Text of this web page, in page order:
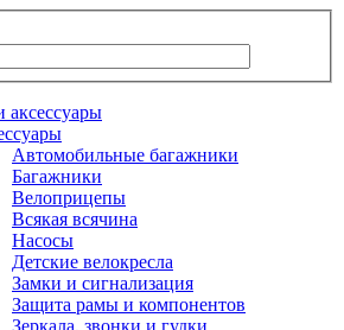
аксессуары
Автомобильные багажники
Багажники
Велоприцепы
Всякая всячина
Насосы
Детские велокресла
Замки и сигнализация
Защита рамы и компонентов
Зеркала, звонки и гудки